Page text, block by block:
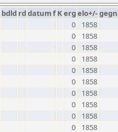
bdld rd datumf Kerg elo+/-
0
1858
0
1858
0
1858
0
1858
0
1858
0
1858
0
1858
0
1858
0
1858
0
1858